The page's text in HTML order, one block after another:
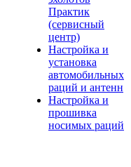
Практик
(сервисный
центр)
Настройка и
установка
автомобильных
раций и антенн
Настройка и
прошивка
носимых раций